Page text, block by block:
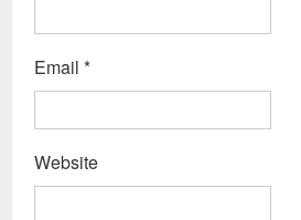
Email*
Website